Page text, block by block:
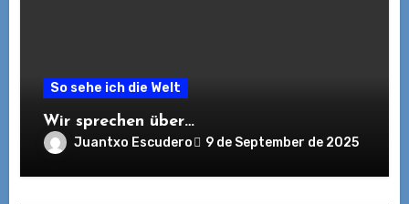
So sehe ich die Welt
Wir sprechen über…
Juantxo Escudero 9 de September de 2025